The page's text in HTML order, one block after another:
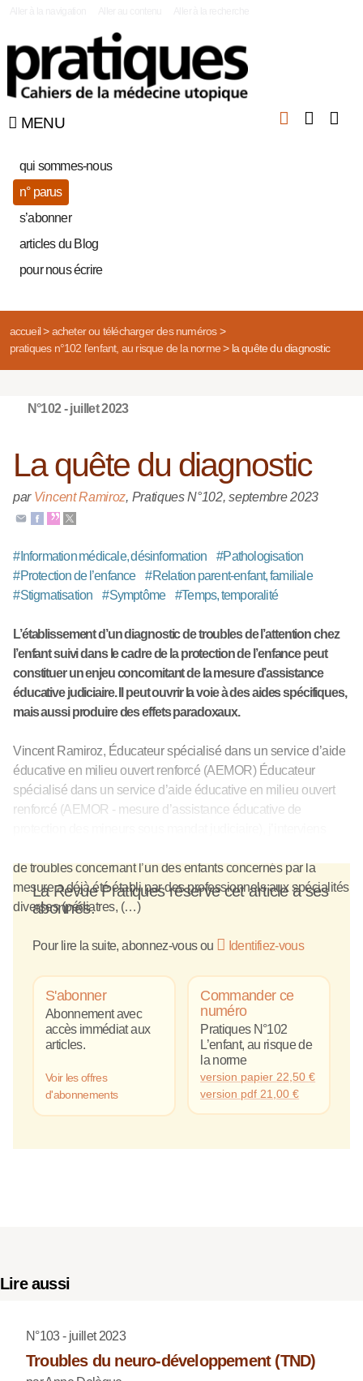
MENU
qui sommes-nous
n° parus
s’abonner
articles du Blog
pour nous écrire
accueil> acheter ou télécharger des numéros>
pratiques n°102 l’enfant, au risque de la norme> la quête du diagnostic
N°102 - juillet 2023
La quête du diagnostic
par Vincent Ramiroz, Pratiques N°102,septembre 2023
#Information médicale, désinformation #Pathologisation
#Protection de l’enfance #Relation parent-enfant, familiale
#Stigmatisation #Symptôme #Temps, temporalité
L’établissement d’un diagnostic de troubles de l’attention chez
l’enfant suivi dans le cadre de la protection de l’enfance peut
constituer un enjeu concomitant de la mesure d’assistance
éducative judiciaire. Il peut ouvrir la voie à des aides spécifiques,
mais aussi produire des effets paradoxaux.
Vincent Ramiroz, Éducateur spécialisé dans un service d’aide
éducative en milieu ouvert renforcé (AEMOR) Éducateur
spécialisé dans un service d’aide éducative en milieu ouvert
renforcé (AEMOR - mesure d’assistance éducative de
de troubles concernant l’un des enfants concernés par la
mesure a déjà été établi par des professionnels aux spécialités
diverses (pédiatres, (…)
La Revue Pratiques réserve cet article à ses
abonnés.
Pour lire la suite, abonnez-vous ou Identifiez-vous
S'abonner
Abonnement avec
accès immédiat aux
articles.
Voir les offres
d'abonnements
Commander ce
numéro
Pratiques N°102
L’enfant, au risque de
la norme
version papier22,50€
version pdf21,00€
Lire aussi
N°103 - juillet 2023
Troubles du neuro-développement (TND)